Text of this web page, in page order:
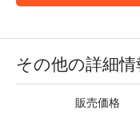
その他の詳細情
販売価格